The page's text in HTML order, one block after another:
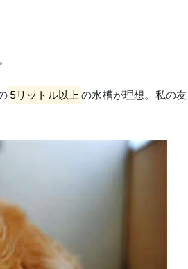
5リットル以上の水槽が理想。私の友